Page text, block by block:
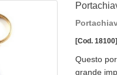
[Cod. 18100]
Questo
grande